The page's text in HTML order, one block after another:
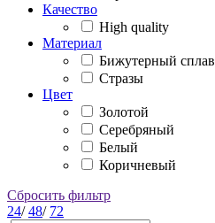
Качество
High quality
Материал
Бижутерный сплав
Стразы
Цвет
Золотой
Серебряный
Белый
Коричневый
Сбросить фильтр
24/48/ 72